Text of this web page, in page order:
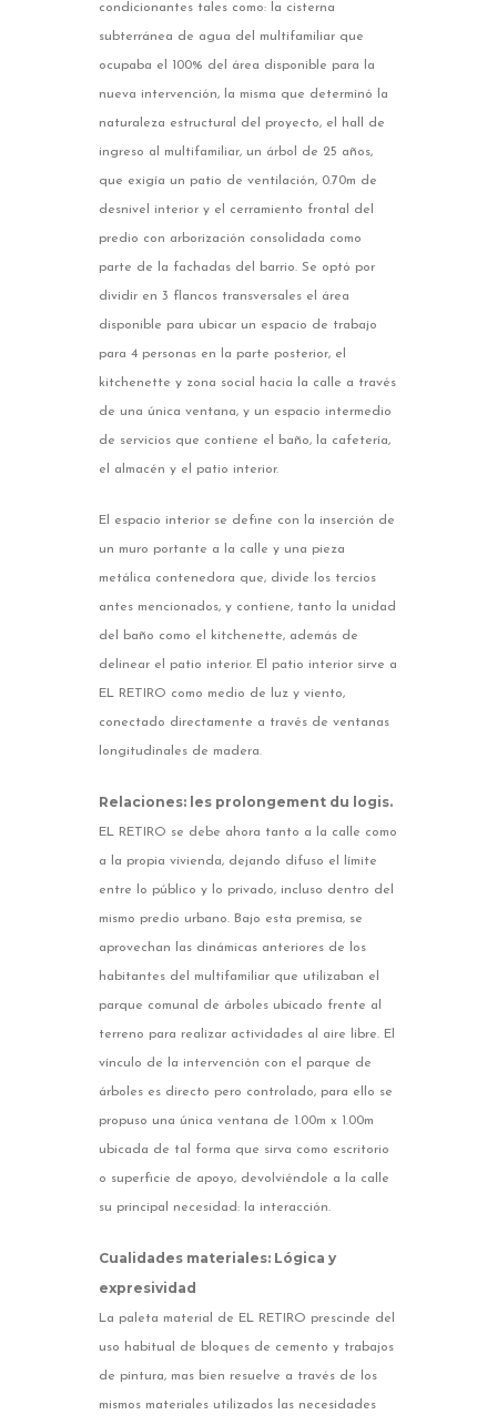
condicionantes tales como: la cisterna
subterránea de agua del multifamiliar que
ocupaba el 100% del área disponible para la
nueva intervención, la misma que determinó la
naturaleza estructural del proyecto, el hall de
ingreso al multifamiliar, un árbol de 25 años,
que exigía un patio de ventilación, 0.70m de
desnivel interior y el cerramiento frontal del
predio con arborización consolidada como
parte de la fachadas del barrio. Se optó por
dividir en 3 flancos transversales el área
disponible para ubicar un espacio de trabajo
para 4 personas en la parte posterior, el
kitchenette y zona social hacia la calle a través
de una única ventana, y un espacio intermedio
de servicios que contiene el baño, la cafetería,
el almacén y el patio interior.
El espacio interior se define con la inserción de
un muro portante a la calle y una pieza
metálica contenedora que, divide los tercios
antes mencionados, y contiene, tanto la unidad
del baño como el kitchenette, además de
delinear el patio interior. El patio interior sirve a
EL RETIRO como medio de luz y viento,
conectado directamente a través de ventanas
longitudinales de madera.
Relaciones: les prolongement du logis.
EL RETIRO se debe ahora tanto a la calle como
a la propia vivienda, dejando difuso el límite
entre lo público y lo privado, incluso dentro del
mismo predio urbano. Bajo esta premisa, se
aprovechan las dinámicas anteriores de los
habitantes del multifamiliar que utilizaban el
parque comunal de árboles ubicado frente al
terreno para realizar actividades al aire libre. El
vínculo de la intervención con el parque de
árboles es directo pero controlado, para ello se
propuso una única ventana de 1.00m x 1.00m
ubicada de tal forma que sirva como escritorio
o superficie de apoyo, devolviéndole a la calle
su principal necesidad: la interacción.
Cualidades materiales: Lógica y
expresividad
La paleta material de EL RETIRO prescinde del
uso habitual de bloques de cemento y trabajos
de pintura, mas bien resuelve a través de los
mismos materiales utilizados las necesidades